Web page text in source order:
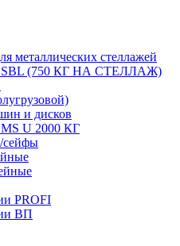
металлических стеллажей
(750 КГ НА СТЕЛЛАЖ)
и дисков
U 2000 КГ
PROFI
ВП